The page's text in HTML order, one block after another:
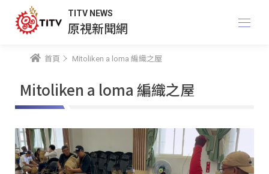
TITV NEWS
原視新聞網
首頁 Mitoliken a loma 編織之屋
Mitoliken a loma 編織之屋